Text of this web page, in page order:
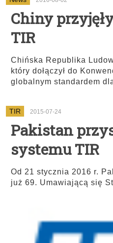
Chiny
TIR
Chińska Republika
który dołączył do
globalnym standardem
TIR 2015-07-24
Pakistan
systemu TIR
Od 21 stycznia 2016 r.
już 69. Umawiającą się